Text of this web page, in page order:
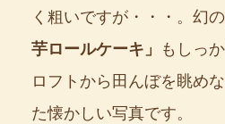
く粗いですが・・・。幻
芋ロールケーキ」
もしっ
ロフトから田んぼを眺め
た懐かしい写真です。